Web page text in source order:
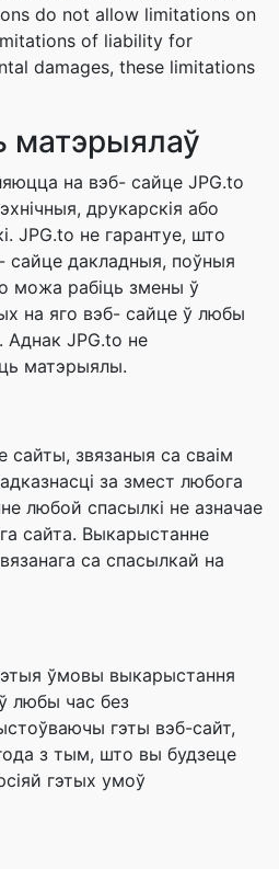
do not allow limitations on
of liability for
damages, these limitations
матэрыялаў
на вэб- сайце JPG.to
друкарскія або
JPG.to не гарантуе, што
сайце дакладныя, поўныя
можа рабіць змены ў
на яго вэб- сайце ў любы
Аднак JPG.to не
матэрыялы.
сайты, звязаныя са сваім
за змест любога
любой спасылкі не азначае
сайта. Выкарыстанне
са спасылкай на
ўмовы выкарыстання
любы час без
гэты вэб-сайт,
з тым, што вы будзеце
гэтых умоў